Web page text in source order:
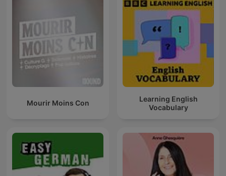
Mourir Moins Con
Learning English
Vocabulary